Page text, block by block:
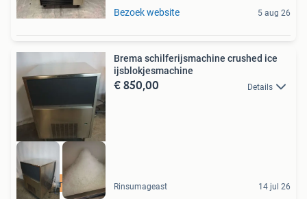
Bezoek website 5 aug 26
Brema schilferijsmachine crushed ice
ijsblokjesmachine
€ 850,00 Details
Rinsumageast 14 jul 26